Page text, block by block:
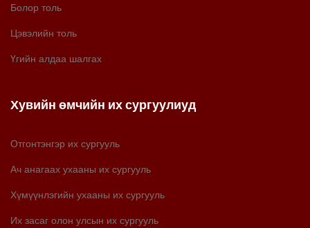
Болор толь
Цэвэлийн толь
Үгийн алдаа шалгах
Хувийн өмчийн их сургуулиуд
Отгонтэнгэр их сургууль
Ач анагаах ухааны их сургууль
Хүмүүнлэгийн ухааны их сургууль
Их засаг олон улсын их сургууль